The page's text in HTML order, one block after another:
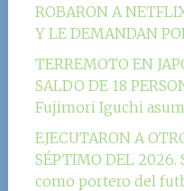
ROBARON A
Y LE DEMANDAN
TERREMOTO EN
SALDO DE 18
Fujimori Iguchi
EJECUTARON A
SÉPTIMO DEL
como portero del